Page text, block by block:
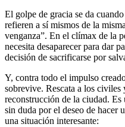
El golpe de gracia se da
refieren a sí mismos de la
venganza”. En el clímax de la
necesita desaparecer para dar
decisión de sacrificarse por
Y, contra todo el impulso
sobrevive. Rescata a los civiles
reconstrucción de la ciudad.
sin duda por el deseo de hacer
una situación interesante: